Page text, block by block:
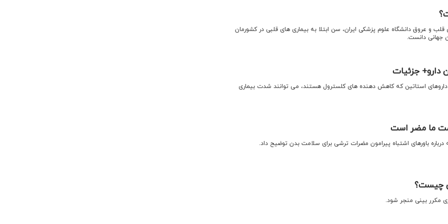
قلب و عروق دانشگاه علوم پزشکی ایران، سن ابتلا به بیماری های قلبی در کشورمان
دارو+ جزئیات
داروهای استاتین که کاهش دهنده های کلسترول هستند، می توانند شدت بیماری
ما مضر است
باورهای اشتباه پیرامون مضرات ترشی برای سلامت بدن توضیح داد.
چیست؟
مکرر بینی منجر شود.